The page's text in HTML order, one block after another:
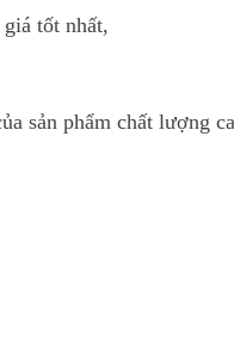
tốt nhất,
sản phẩm chất lượng